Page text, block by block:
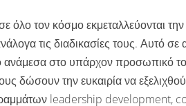
όλο τον κόσμο εκμεταλλεύονται
τις διαδικασίες τους. Αυτό
ανάμεσα στο υπάρχον προσωπικό
δώσουν την ευκαιρία να
leadership development,